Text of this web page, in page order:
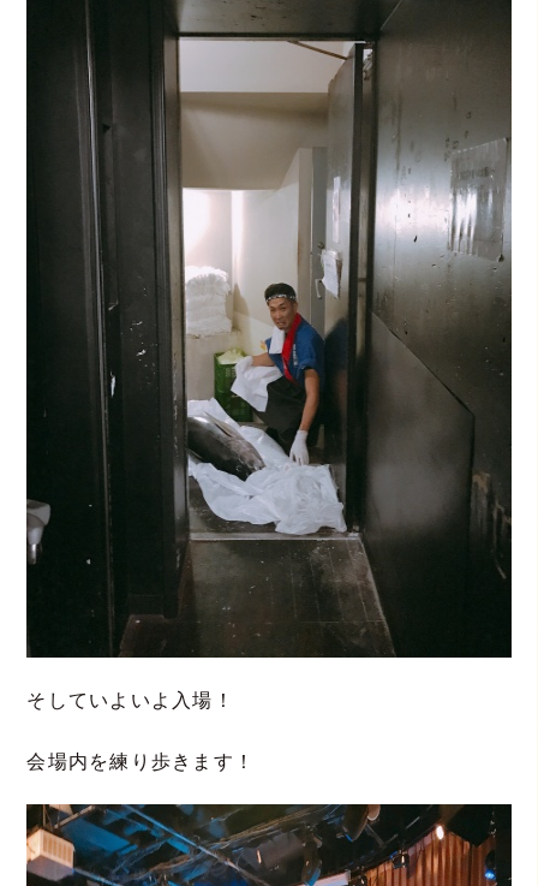
そしていよいよ入場！
会場内を練り歩きます！